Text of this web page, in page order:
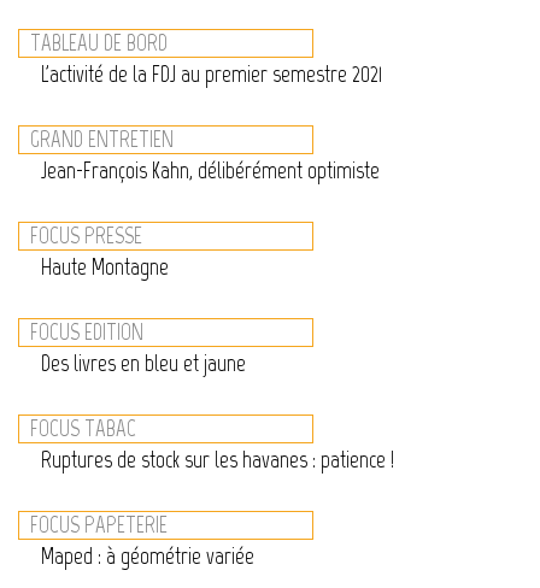
TABLEAU DE BORD
L'activité de la FDJ au premier semestre 2021
GRAND ENTRETIEN
Jean-François Kahn, délibérément optimiste
FOCUS PRESSE
Haute Montagne
FOCUS EDITION
Des livres en bleu et jaune
FOCUS TABAC
Ruptures de stock sur les havanes : patience !
FOCUS PAPETERIE
Maped : à géométrie variée